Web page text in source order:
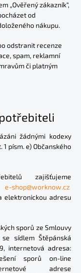
„Ověřený zákazník“,
od
nákupu.
odstranit recenze
spam, reklamní
či platným
žádnými kodexy
písm. e) Občanského
zajišťujeme
e-shop@worknow.cz
elektronickou adresu
sporů ze Smlouvy
sídlem Štěpánská
internetová adresa:
sporů on-line
adrese